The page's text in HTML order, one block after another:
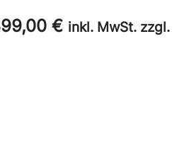
€Aktueller
inkl. MwSt. zzgl.